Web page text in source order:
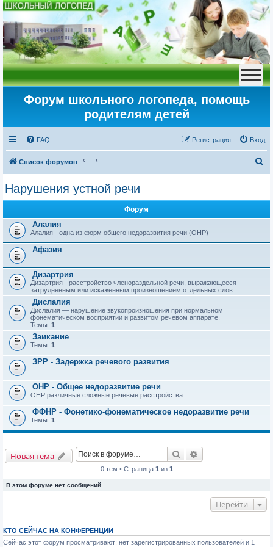
Форум школьного логопеда, помощь
родителям детей
FAQ Вход
Регистрация
Список форумов
о
к
Нарушения устной речи
Форум
Алалия
Алалия - одна из форм общего недоразвития речи (ОНР)
Афазия
Дизартрия
Дизартрия - расстройство членораздельной речи, выражающееся
затруднённым или искажённым произношением отдельных слов.
Дислалия
Дислалия — нарушение звукопроизношения при нормальном
фонематическом восприятии и развитом речевом аппарате.
Темы: 1
Заикание
Темы: 1
ЗРР - Задержка речевого развития
ОНР - Общее недоразвитие речи
ОНР различные сложные речевые расстройства.
ФФНР - Фонетико-фонематическое недоразвитие речи
Темы: 1
Новая тема Поиск
0 тем • Страница 1 из 1
В этом форуме нет сообщений.
Перейти
КТО СЕЙЧАС НА КОНФЕРЕНЦИИ
Сейчас этот форум просматривают: нет зарегистрированных пользователей и 1